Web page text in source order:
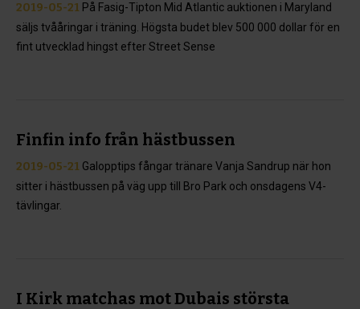
2019-05-21 På Fasig-Tipton Mid Atlantic auktionen i Maryland
säljs tvååringar i träning. Högsta budet blev 500 000 dollar för en
fint utvecklad hingst efter Street Sense
Finfin info från hästbussen
2019-05-21 Galopptips fångar tränare Vanja Sandrup när hon
sitter i hästbussen på väg upp till Bro Park och onsdagens V4-
tävlingar.
I Kirk matchas mot Dubais största